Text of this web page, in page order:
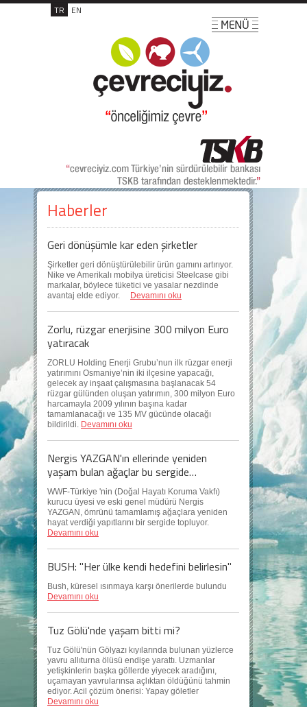
TR EN
Haberler
Geri dönüşümle kar eden şirketler
Şirketler geri dönüştürülebilir ürün gamını artırıyor.
Nike ve Amerikalı mobilya üreticisi Steelcase gibi
markalar, böylece tüketici ve yasalar nezdinde
avantaj elde ediyor.
Devamını oku
Zorlu, rüzgar enerjisine 300 milyon Euro
yatıracak
ZORLU Holding Enerji Grubu’nun ilk rüzgar enerji
yatırımını Osmaniye’nin iki ilçesine yapacağı,
gelecek ay inşaat çalışmasına başlanacak 54
rüzgar gülünden oluşan yatırımın, 300 milyon Euro
harcamayla 2009 yılının başına kadar
tamamlanacağı ve 135 MV gücünde olacağı
bildirildi. Devamını oku
Nergis YAZGAN'ın ellerinde yeniden
yaşam bulan ağaçlar bu sergide…
WWF-Türkiye 'nin (Doğal Hayatı Koruma Vakfı)
kurucu üyesi ve eski genel müdürü Nergis
YAZGAN, ömrünü tamamlamış ağaçlara yeniden
hayat verdiği yapıtlarını bir sergide topluyor.
Devamını oku
BUSH: "Her ülke kendi hedefini belirlesin"
Bush, küresel ısınmaya karşı önerilerde bulundu
Devamını oku
Tuz Gölü'nde yaşam bitti mi?
Tuz Gölü'nün Gölyazı kıyılarında bulunan yüzlerce
yavru allıturna ölüsü endişe yarattı. Uzmanlar
yetişkinlerin başka göllerde yiyecek aradığını,
uçamayan yavrularınsa açlıktan öldüğünü tahmin
ediyor. Acil çözüm önerisi: Yapay göletler
Devamını oku